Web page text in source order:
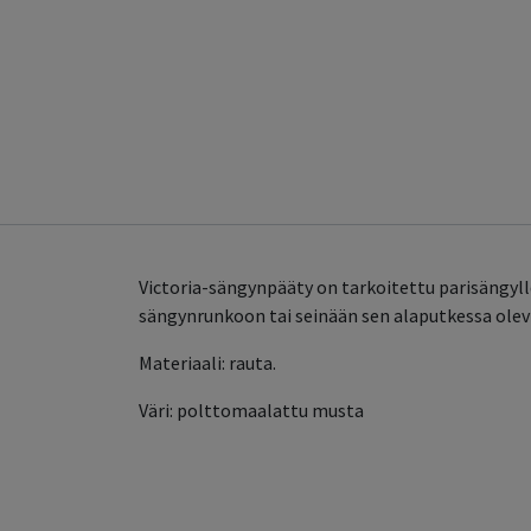
Victoria-sängynpääty on tarkoitettu
sängynrunkoon tai seinään sen alaputkessa
Materiaali: rauta.
Väri: polttomaalattu musta